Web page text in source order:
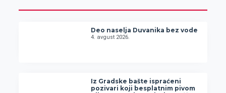
Deo naselja Duvanika bez vode
4. avgust 2026.
Iz Gradske bašte ispraćeni
pozivari koji besplatnim pivom